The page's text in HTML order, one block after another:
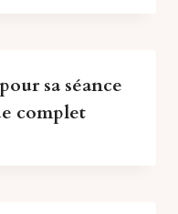
sa séance
complet